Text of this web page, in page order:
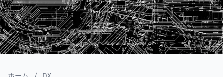
ホーム / DX